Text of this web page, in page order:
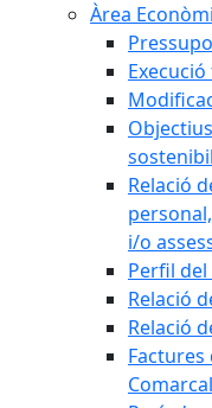
Àrea
Relació
i/o
Perfil
Relació
Relació
Comarcal